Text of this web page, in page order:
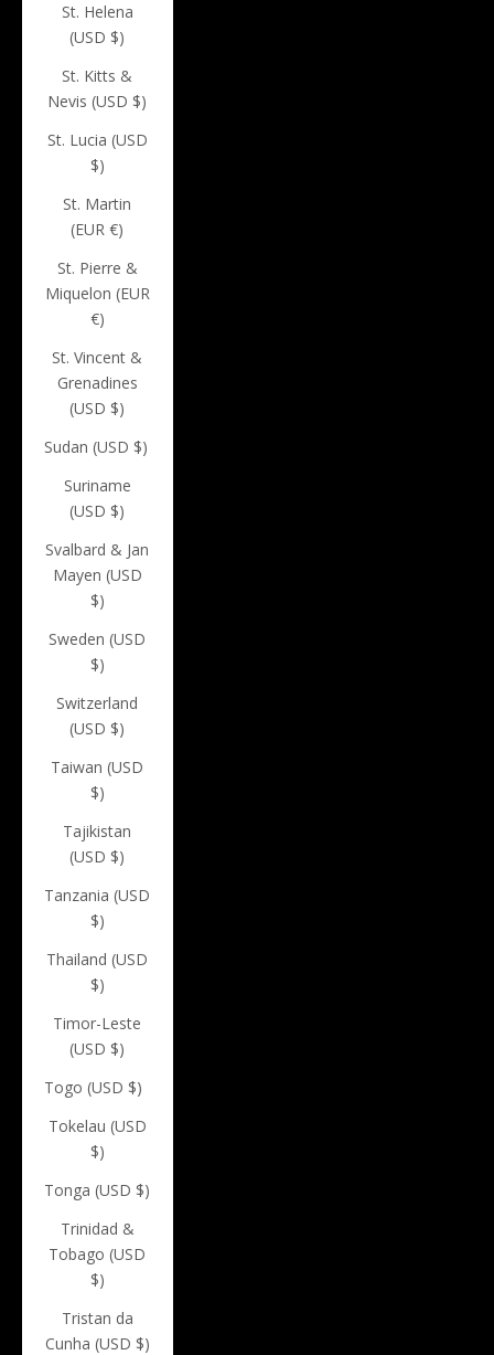
St. Helena
(USD $)
St. Kitts &
Nevis (USD $)
St. Lucia (USD
$)
St. Martin
(EUR €)
St. Pierre &
Miquelon (EUR
€)
St. Vincent &
Grenadines
(USD $)
Sudan (USD $)
Suriname
(USD $)
Svalbard & Jan
Mayen (USD
$)
Sweden (USD
$)
Switzerland
(USD $)
Taiwan (USD
$)
Tajikistan
(USD $)
Tanzania (USD
$)
Thailand (USD
$)
Timor-Leste
(USD $)
Togo (USD $)
Tokelau (USD
$)
Tonga (USD $)
Trinidad &
Tobago (USD
$)
Tristan da
Cunha (USD $)